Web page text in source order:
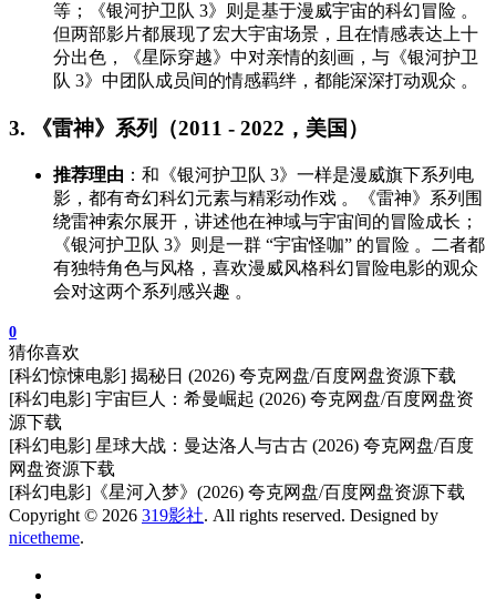
等；《银河护卫队 3》则是基于漫威宇宙的科幻冒险 。
但两部影片都展现了宏大宇宙场景，且在情感表达上十
分出色，《星际穿越》中对亲情的刻画，与《银河护卫
队 3》中团队成员间的情感羁绊，都能深深打动观众 。
3. 《雷神》系列（2011 - 2022，美国）
推荐理由 ：和《银河护卫队 3》一样是漫威旗下系列电
影，都有奇幻科幻元素与精彩动作戏 。《雷神》系列围
绕雷神索尔展开，讲述他在神域与宇宙间的冒险成长；
《银河护卫队 3》则是一群 “宇宙怪咖” 的冒险 。二者都
有独特角色与风格，喜欢漫威风格科幻冒险电影的观众
会对这两个系列感兴趣 。
0
猜你喜欢
[科幻惊悚电影] 揭秘日 (2026) 夸克网盘/百度网盘资源下载
[科幻电影] 宇宙巨人：希曼崛起 (2026) 夸克网盘/百度网盘资
源下载
[科幻电影] 星球大战：曼达洛人与古古 (2026) 夸克网盘/百度
网盘资源下载
[科幻电影]《星河入梦》(2026) 夸克网盘/百度网盘资源下载
Copyright © 2026 319影社. All rights reserved. Designed by
nicetheme.